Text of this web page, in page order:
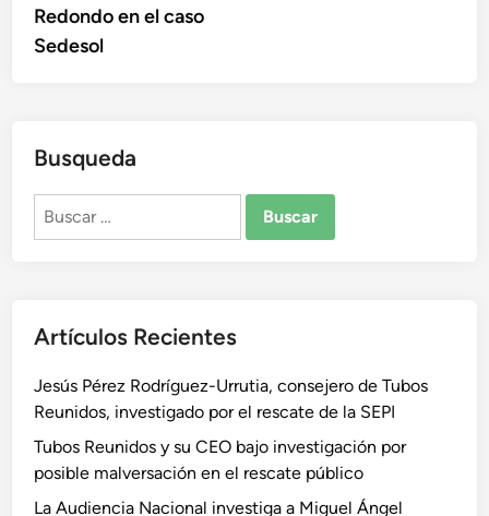
Redondo en el caso
Sedesol
Busqueda
Buscar:
Artículos Recientes
Jesús Pérez Rodríguez-Urrutia, consejero de Tubos
Reunidos, investigado por el rescate de la SEPI
Tubos Reunidos y su CEO bajo investigación por
posible malversación en el rescate público
La Audiencia Nacional investiga a Miguel Ángel